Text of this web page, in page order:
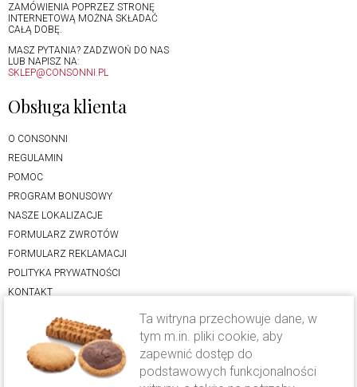
ZAMÓWIENIA POPRZEZ STRONĘ
INTERNETOWĄ MOŻNA SKŁADAĆ
CAŁĄ DOBĘ.
MASZ PYTANIA? ZADZWOŃ DO NAS
LUB NAPISZ NA:
SKLEP@CONSONNI.PL
Obsługa klienta
O CONSONNI
REGULAMIN
POMOC
PROGRAM BONUSOWY
NASZE LOKALIZACJE
FORMULARZ ZWROTÓW
FORMULARZ REKLAMACJI
POLITYKA PRYWATNOŚCI
KONTAKT
Oferta
LODY RZEMIEŚLNICZE
CIASTO DROŻDŻOWE
Ta witryna przechowuje dane, w
tym m.in. pliki cookie, aby
zapewnić dostęp do
podstawowych funkcjonalności